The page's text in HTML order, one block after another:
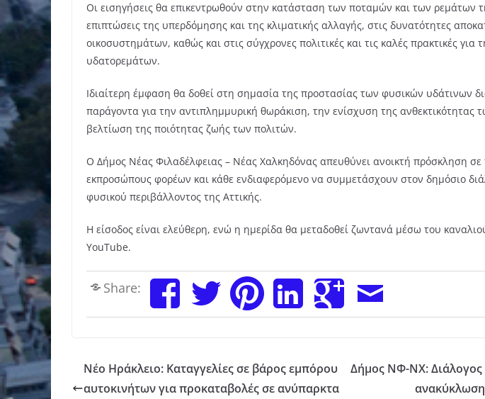
Οι εισηγήσεις θα επικεντρωθούν στην κατάσταση των ποταμών και των ρεμάτων
επιπτώσεις της υπερδόμησης και της κλιματικής αλλαγής, στις δυνατότητες
οικοσυστημάτων, καθώς και στις σύγχρονες πολιτικές και τις καλές πρακτικές για
υδατορεμάτων.
Ιδιαίτερη έμφαση θα δοθεί στη σημασία της προστασίας των φυσικών υδάτινων
παράγοντα για την αντιπλημμυρική θωράκιση, την ενίσχυση της ανθεκτικότητας
βελτίωση της ποιότητας ζωής των πολιτών.
Ο Δήμος Νέας Φιλαδέλφειας – Νέας Χαλκηδόνας απευθύνει ανοικτή πρόσκληση σε
εκπροσώπους φορέων και κάθε ενδιαφερόμενο να συμμετάσχουν στον δημόσιο
φυσικού περιβάλλοντος της Αττικής.
Η είσοδος είναι ελεύθερη, ενώ η ημερίδα θα μεταδοθεί ζωντανά μέσω του
YouTube.
Share:
Νέο Ηράκλειο: Καταγγελίες σε βάρος εμπόρου
αυτοκινήτων για προκαταβολές σε ανύπαρκτα
Δήμος ΝΦ-ΝΧ: Διάλογος